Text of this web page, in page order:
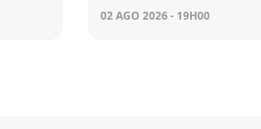
02 AGO 2026 - 19H00